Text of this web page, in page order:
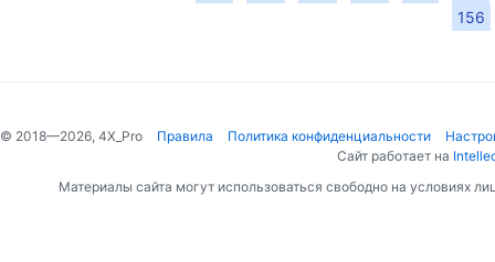
156
© 2018—2026, 4X_Pro Правила Политика конфиденциальности
Сайт работает на
Материалы сайта могут использоваться свободно на условиях